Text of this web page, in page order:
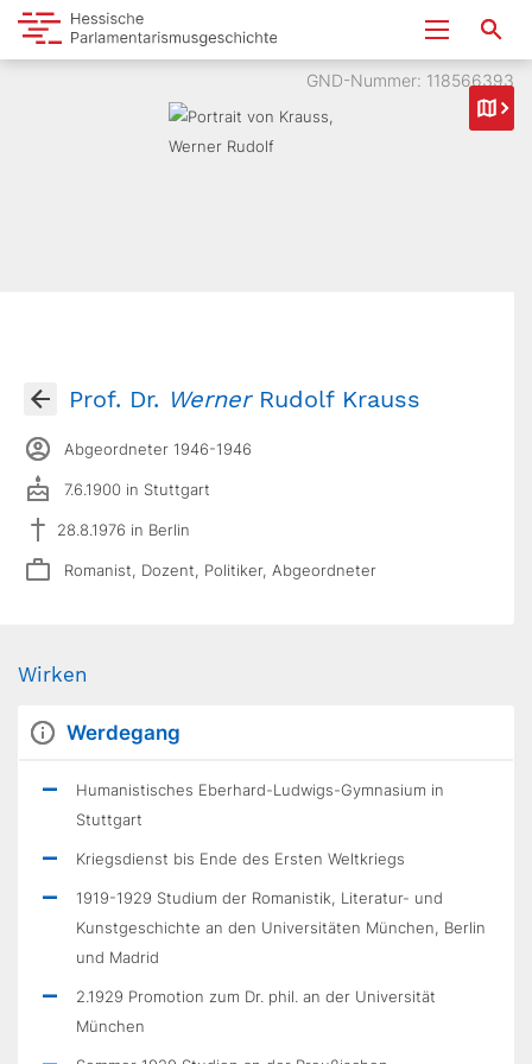
GND-Nummer: 118566393
Prof. Dr. WernerRudolf Krauss
Abgeordneter 1946-1946
7.6.1900 in Stuttgart
28.8.1976 in Berlin
Romanist, Dozent, Politiker, Abgeordneter
Wirken
Werdegang
Humanistisches Eberhard-Ludwigs-Gymnasium in
Stuttgart
Kriegsdienst bis Ende des Ersten Weltkriegs
1919-1929 Studium der Romanistik, Literatur- und
Kunstgeschichte an den Universitäten München, Berlin
und Madrid
2.1929 Promotion zum Dr. phil. an der Universität
München